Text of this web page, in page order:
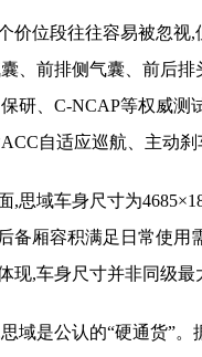
价位段往往容易被忽视
、前排侧气囊、前后
研、C-NCAP等权威测
自适应巡航、主动刹
,思域车身尺寸为
备厢容积满足日常使用
现,车身尺寸并非同级最
域是公认的“硬通货”。